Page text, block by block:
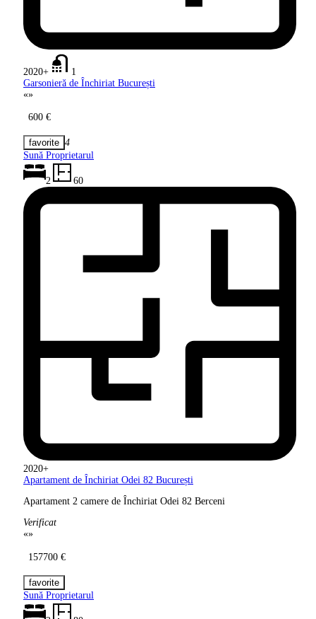
2020+
1
Garsonieră de Închiriat București
«»
600 €
4
Sună Proprietarul
2 60
2020+
Apartament de Închiriat Odei 82 București
Apartament 2 camere de Închiriat Odei 82 Berceni
Verificat
«»
157700 €
Sună Proprietarul